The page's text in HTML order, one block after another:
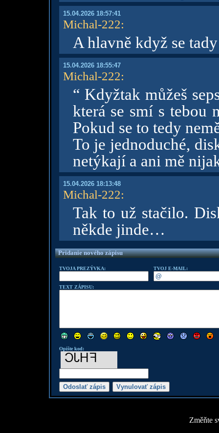
15.04.2026 18:57:41
Michal-222:
A hlavně když se
15.04.2026 18:55:47
Michal-222:
“ Kdyžtak můžeš
která se smí s tebou
Pokud se to tedy
To je jednoduché,
netýkají a ani mě
15.04.2026 18:13:48
Michal-222:
Tak to už stačilo.
někde jinde…
Pridanie nového zápisu
TVOJA PREZÝVKA: TVOJ E-MAIL:
TEXT ZÁPISU:
Opište kod:
Změňte